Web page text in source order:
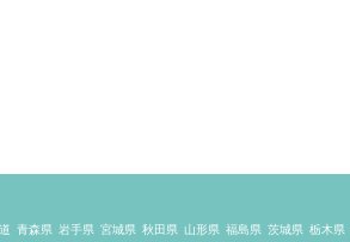
青森県 岩手県 宮城県 秋田県 山形県 福島県 茨城県 栃木県